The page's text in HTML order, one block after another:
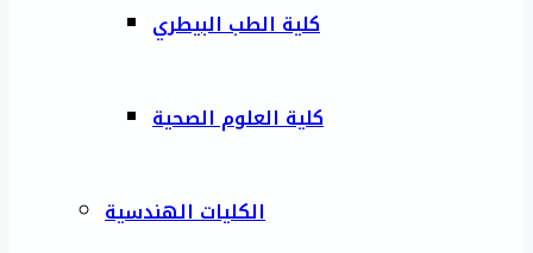
كلية الطب البيطري
كلية العلوم الصحية
الكليات الهندسية